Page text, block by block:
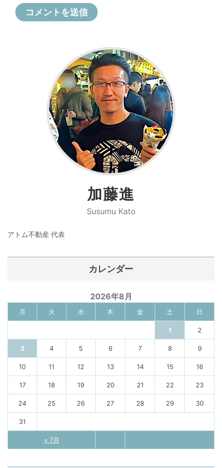
加藤進
Susumu Kato
アトム不動産 代表
カレンダー
2026年8月
月 火 水 木 金 土 日
« 7月
1 2
3 4 5 6 7 8 9
10 11 12 13 14 15 16
17 18 19 20 21 22 23
24 25 26 27 28 29 30
31